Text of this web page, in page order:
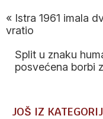
« Istra 1961 imala
vratio
Split u znaku
posvećena borbi
JOŠ IZ